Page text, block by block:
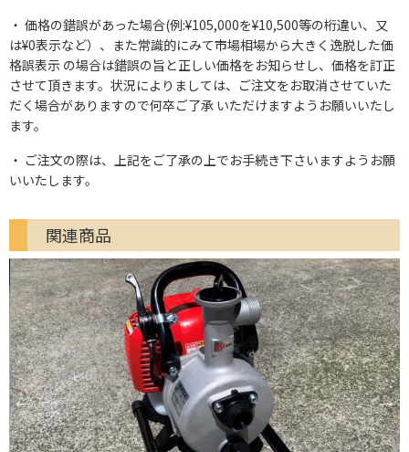
価格の錯誤があった場合(例:¥105,000を¥10,500等の桁違い、又
は¥0表示など）、また常識的にみて市場相場から大きく逸脱した価
格誤表示 の場合は錯誤の旨と正しい価格をお知らせし、価格を訂正
させて頂きます。状況によりましては、ご注文をお取消させていた
だく場合がありますので何卒ご了承 いただけますようお願いいたし
ます。
ご注文の際は、上記をご了承の上でお手続き下さいますようお願
いいたします。
関連商品